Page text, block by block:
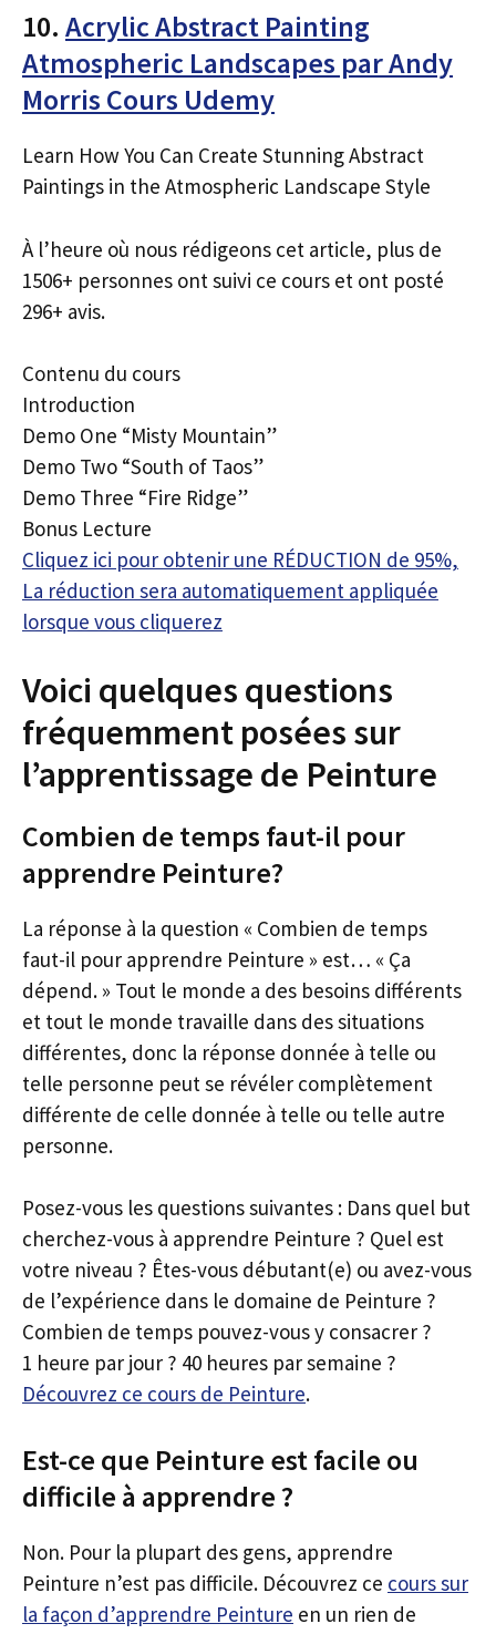
10. Acrylic Abstract Painting
Atmospheric Landscapes par Andy
Morris Cours Udemy
Learn How You Can Create Stunning Abstract
Paintings in the Atmospheric Landscape Style
À l’heure où nous rédigeons cet article, plus de
1506+ personnes ont suivi ce cours et ont posté
296+ avis.
Contenu du cours
Introduction
Demo One “Misty Mountain”
Demo Two “South of Taos”
Demo Three “Fire Ridge”
Bonus Lecture
Cliquez ici pour obtenir une RÉDUCTION de 95%,
La réduction sera automatiquement appliquée
lorsque vous cliquerez
Voici quelques questions
fréquemment posées sur
l’apprentissage de Peinture
Combien de temps faut-il pour
apprendre Peinture?
La réponse à la question « Combien de temps
faut-il pour apprendre Peinture » est… « Ça
dépend. » Tout le monde a des besoins différents
et tout le monde travaille dans des situations
différentes, donc la réponse donnée à telle ou
telle personne peut se révéler complètement
différente de celle donnée à telle ou telle autre
personne.
Posez-vous les questions suivantes : Dans quel but
cherchez-vous à apprendre Peinture ? Quel est
votre niveau ? Êtes-vous débutant(e) ou avez-vous
de l’expérience dans le domaine de Peinture ?
Combien de temps pouvez-vous y consacrer ?
1 heure par jour ? 40 heures par semaine ?
Découvrez ce cours de Peinture.
Est-ce que Peinture est facile ou
difficile à apprendre ?
Non. Pour la plupart des gens, apprendre
Peinture n’est pas difficile. Découvrez ce cours sur
la façon d’apprendre Peinture en un rien de